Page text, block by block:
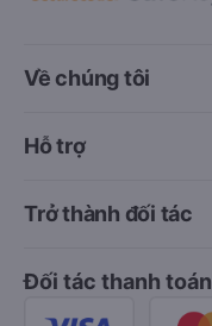
Về chúng tôi
Hỗ trợ
Trở thành đối tác
Đối tác thanh toán